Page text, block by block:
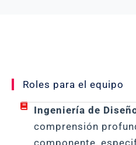
Roles para el equipo
Ingeniería de
comprensión